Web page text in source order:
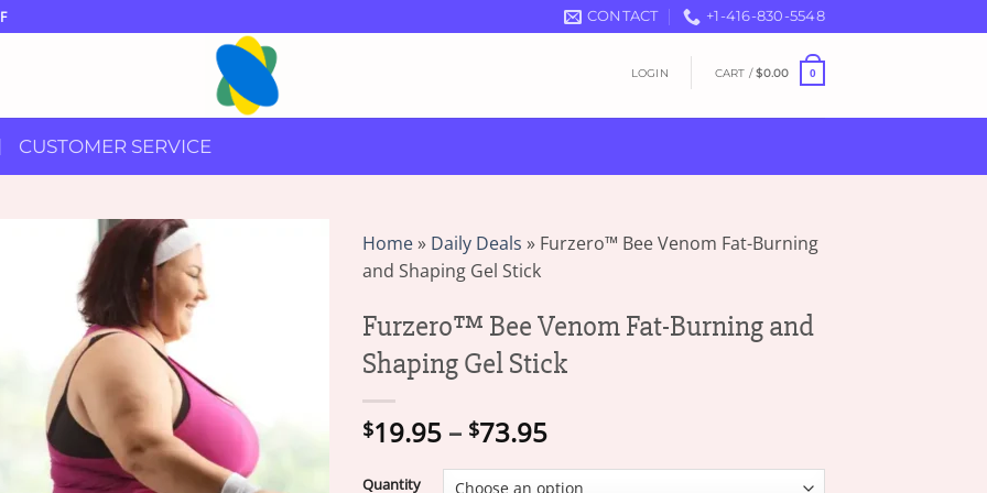
CONTACT +1-416-830-5548
LOGIN CART /$0.00 0
CUSTOMER SERVICE
Home» Daily Deals » Furzero™ Bee Venom Fat-Burning
and Shaping Gel Stick
Furzero™ Bee Venom Fat-Burning and
Shaping Gel Stick
$19.95 – $73.95Price
$19.95
Quantity